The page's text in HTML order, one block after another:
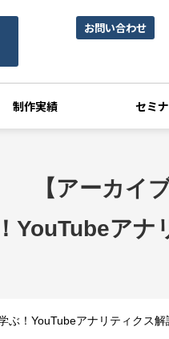
お問い合わせ
制作実績 セミ
【アーカイ
YouTubeア
ぶ！YouTubeアナリティクス